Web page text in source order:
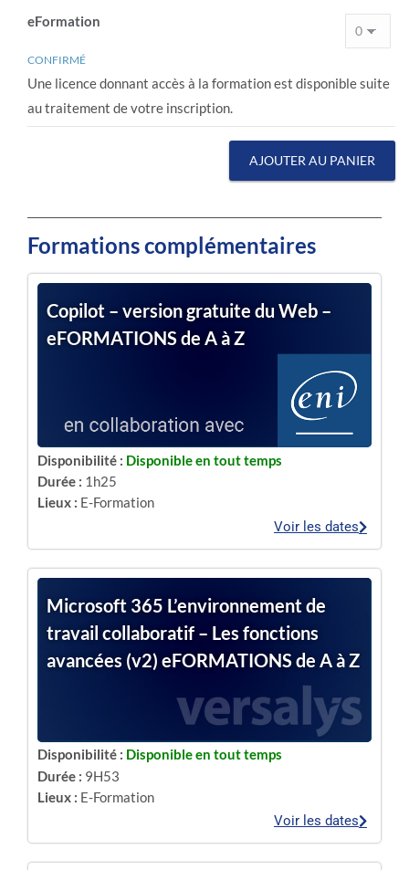
eFormation
CONFIRMÉ
Une licence donnant accès à la formation est disponible suite
au traitement de votre inscription.
AJOUTER AU PANIER
Formations complémentaires
Copilot – version gratuite du Web –
eFORMATIONS de A à Z
Disponibilité : Disponible en tout temps
Durée : 1h25
Lieux : E-Formation
Voir les dates
Microsoft 365 L’environnement de
travail collaboratif – Les fonctions
avancées (v2) eFORMATIONS de A à Z
Disponibilité : Disponible en tout temps
Durée : 9H53
Lieux : E-Formation
Voir les dates